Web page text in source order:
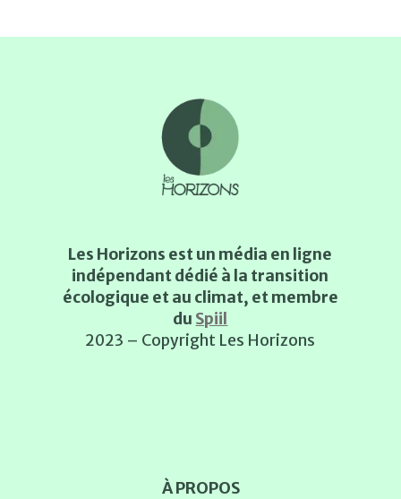
Les Horizons est un média en ligne
indépendant dédié à la transition
écologique et au climat, et membre
du Spiil
2023 – Copyright Les Horizons
À PROPOS